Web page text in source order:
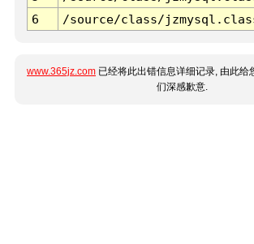
6
/source/class/
www.365jz.com 已经将此出错信息详细记录, 由此给
们深感歉意.